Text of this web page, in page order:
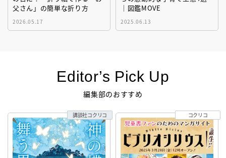
父さん」の簡単な折り方
2026.05.17
｜図鑑MOVE
2025.06.13
Editor’s Pick Up
編集部のおすすめ
講談社コクリコ コクリコ